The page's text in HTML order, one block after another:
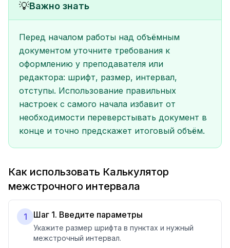
💡Важно знать
Перед началом работы над объёмным
документом уточните требования к
оформлению у преподавателя или
редактора: шрифт, размер, интервал,
отступы. Использование правильных
настроек с самого начала избавит от
необходимости переверстывать документ в
конце и точно предскажет итоговый объём.
Как использовать Калькулятор
межстрочного интервала
1 Шаг 1. Введите параметры
Укажите размер шрифта в пунктах и нужный
межстрочный интервал.